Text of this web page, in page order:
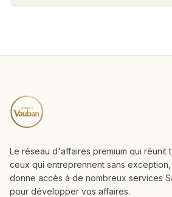
Le réseau d'affaires premium qui réunit
ceux qui entreprennent sans
donne accès à de nombreux services
pour développer vos affaires.